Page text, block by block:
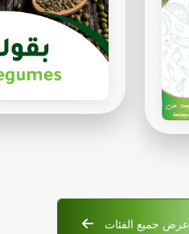
عرض جميع الفئات